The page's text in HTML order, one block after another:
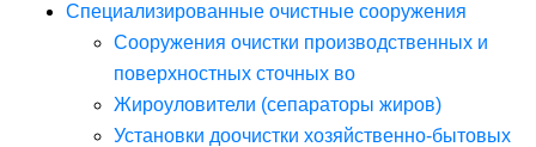
Специализированные очистные сооружения
Сооружения очистки производственных и
поверхностных сточных во
Жироуловители (сепараторы жиров)
Установки доочистки хозяйственно-бытовых